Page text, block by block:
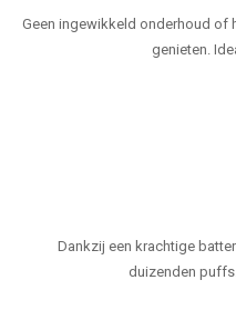
Geen ingewikkeld onderhoud of
genieten.
Dankzij een krachtige
duizenden